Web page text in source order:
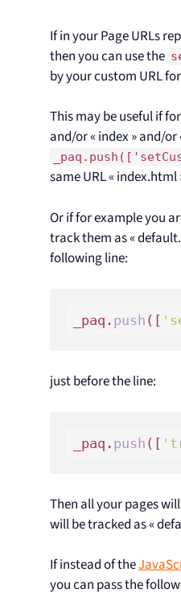
If in your Page URLs
then you can use the
by your custom URL
This may be useful if
and/or « index » and/
same URL «
Or if for example you
track them as «
following line:
_paq. push ([
just before the line:
_paq. push ([
Then all your pages will
will be tracked as «
If instead of the
you can pass the